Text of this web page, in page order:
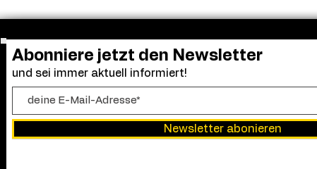
Hauptrolle, Regie und
Breakers 2“
Guadagnino
Award
Abonniere jetzt den Newsletter
und sei immer aktuell informiert!
Newsletter abonieren